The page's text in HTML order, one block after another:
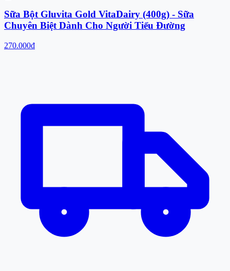
Sữa Bột Gluvita Gold VitaDairy (400g) - Sữa
Chuyên Biệt Dành Cho Người Tiểu Đường
270.000đ